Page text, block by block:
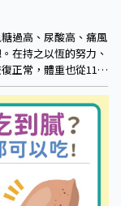
過高、尿酸高、痛風
在持之以恆的努力、
正常，體重也從118